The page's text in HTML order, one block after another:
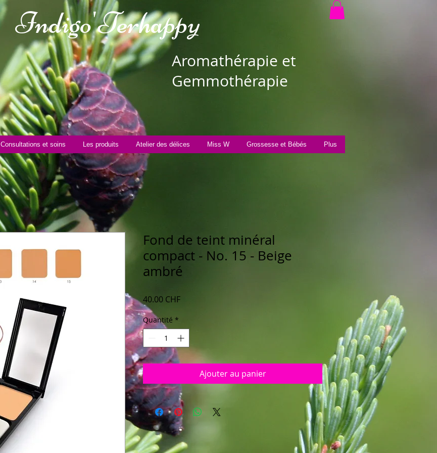
Indigo'Terhappy
Aromathérapie et
Gemmothérapie
Consultations et soins Les produits Atelier des délices Miss W Grossesse et Bébés Plus
Fond de teint minéral
compact - No. 15 - Beige
ambré
40.00 CHFPrix
Quantité *
Ajouter au panier